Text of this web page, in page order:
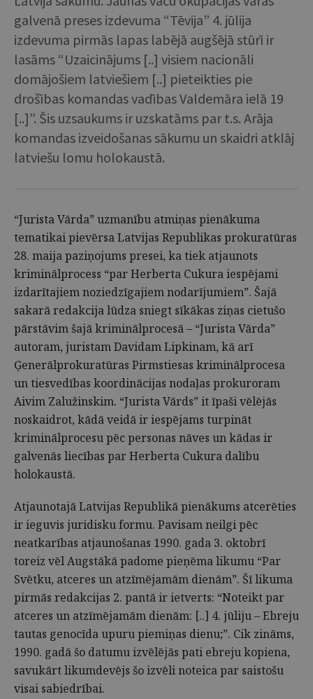
galvenā preses izdevuma “Tēvija” 4. jūlija
izdevuma pirmās lapas labējā augšējā stūrī ir
lasāms “Uzaicinājums [..] visiem nacionāli
domājošiem latviešiem [..] pieteikties pie
drošības komandas vadības Valdemāra ielā 19
[..]”. Šis uzsaukums ir uzskatāms par t.s. Arāja
komandas izveidošanas sākumu un skaidri atklāj
latviešu lomu holokaustā.
“Jurista Vārda” uzmanību atmiņas pienākuma
tematikai pievērsa Latvijas Republikas prokuratūras
28. maija paziņojums presei, ka tiek atjaunots
kriminālprocess “par Herberta Cukura iespējami
izdarītajiem noziedzīgajiem nodarījumiem”. Šajā
sakarā redakcija lūdza sniegt sīkākas ziņas cietušo
pārstāvim šajā kriminālprocesā – “Jurista Vārda”
autoram, juristam Davidam Lipkinam, kā arī
Ģenerālprokuratūras Pirmstiesas kriminālprocesa
un tiesvedības koordinācijas nodaļas prokuroram
Aivim Zalužinskim. “Jurista Vārds” it īpaši vēlējās
noskaidrot, kādā veidā ir iespējams turpināt
kriminālprocesu pēc personas nāves un kādas ir
galvenās liecības par Herberta Cukura dalību
holokaustā.
Atjaunotajā Latvijas Republikā pienākums atcerēties
ir ieguvis juridisku formu. Pavisam neilgi pēc
neatkarības atjaunošanas 1990. gada 3. oktobrī
toreiz vēl Augstākā padome pieņēma likumu “Par
Svētku, atceres un atzīmējamām dienām”. Šī likuma
pirmās redakcijas 2. pantā ir ietverts: “Noteikt par
atceres un atzīmējamām dienām: [..] 4. jūliju – Ebreju
tautas genocīda upuru piemiņas dienu;”. Cik zināms,
1990. gadā šo datumu izvēlējās pati ebreju kopiena,
savukārt likumdevējs šo izvēli noteica par saistošu
visai sabiedrībai.